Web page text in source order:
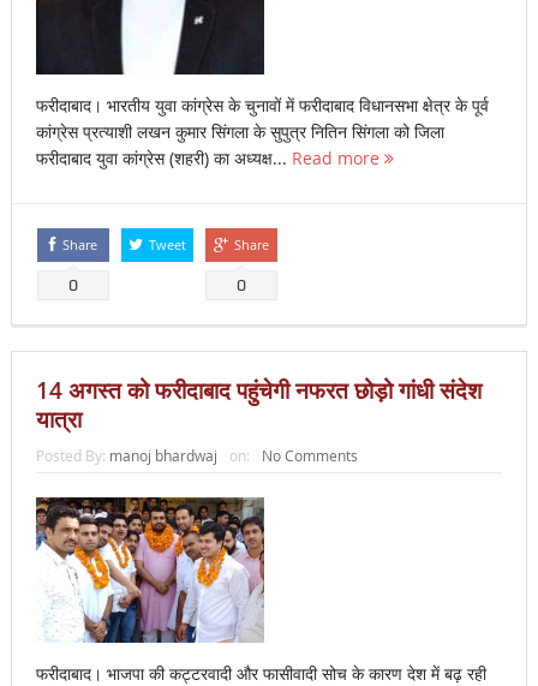
फरीदाबाद। भारतीय युवा कांग्रेस के चुनावों में फरीदाबाद विधानसभा क्षेत्र के पूर्व
कांग्रेस प्रत्याशी लखन कुमार सिंगला के सुपुत्र नितिन सिंगला को जिला
फरीदाबाद युवा कांग्रेस (शहरी) का अध्यक्ष... Read more
Share
0
Tweet Share
0
14 अगस्त को फरीदाबाद पहुंचेगी नफरत छोड़ो गांधी संदेश
यात्रा
Posted By: manoj bhardwaj on: No Comments
फरीदाबाद। भाजपा की कट्टरवादी और फासीवादी सोच के कारण देश में बढ़ रही